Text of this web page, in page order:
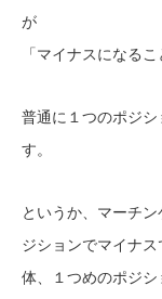
が
「マイナスになる
普通に１つのポジ
す。
というか、マーチ
ジションでマイナ
体、１つめのポジ